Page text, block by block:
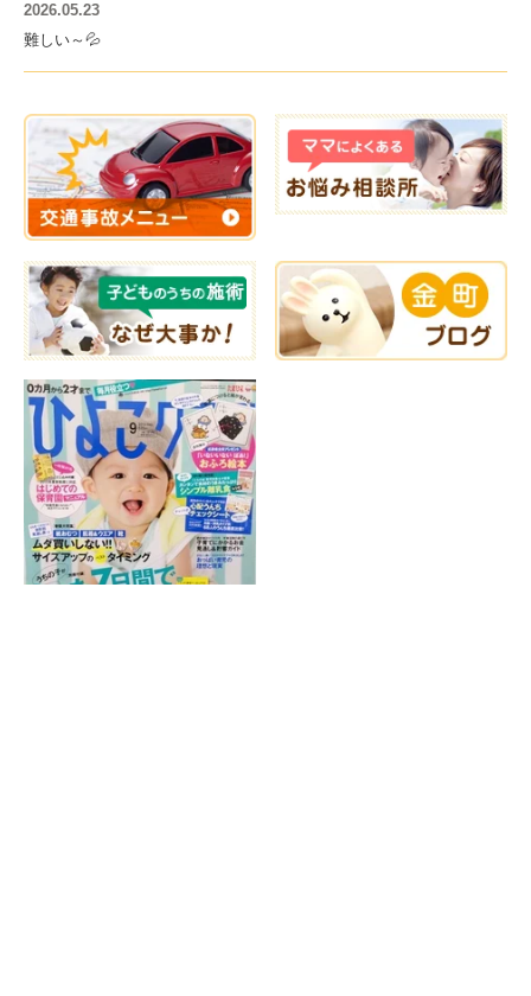
2026.05.23
難しい～💦